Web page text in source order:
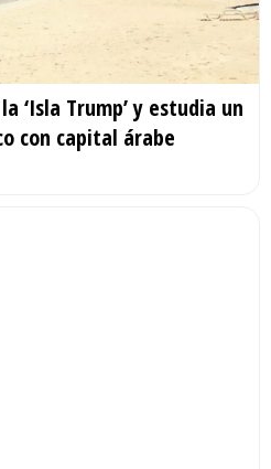
‘Isla Trump’ y estudia un
con capital árabe